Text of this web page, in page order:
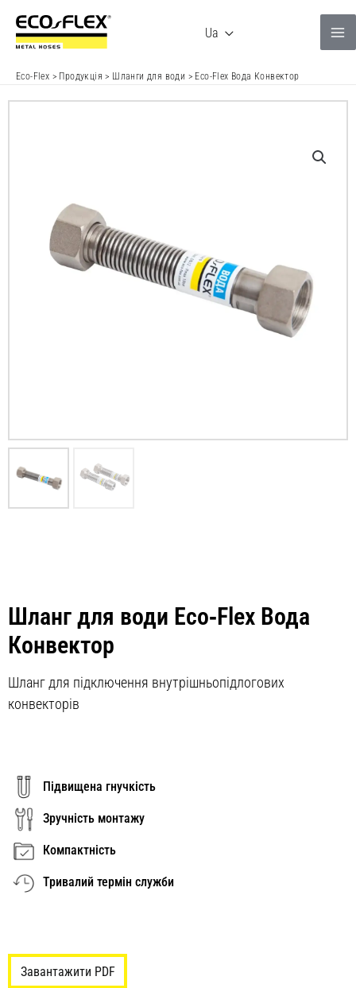
вмісту
Ua
Eco-Flex > Продукція > Шланги для води > Eco-Flex Вода Конвектор
Шланг для води Eco‑Flex Вода
Конвектор
Шланг для підключення внутрішньопідлогових
конвекторів
Підвищена гнучкість
Зручність монтажу
Компактність
Тривалий термін служби
Завантажити PDF